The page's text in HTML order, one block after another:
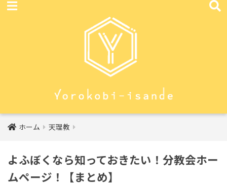
ホーム 天理教
よふぼくなら知っておきたい！分教会ホー
ムページ！【まとめ】